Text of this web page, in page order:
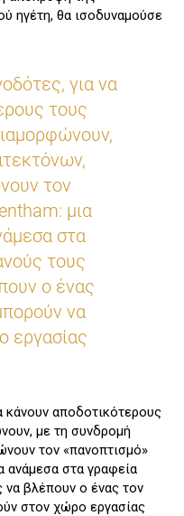
ηγέτη, θα ισοδυναμούσε
για να
τους
τον
μια
στα
τους
ο ένας
να
εργασίας
κάνουν αποδοτικότερους
με τη συνδρομή
τον «πανοπτισμό»
ανάμεσα στα γραφεία
να βλέπουν ο ένας τον
στον χώρο εργασίας